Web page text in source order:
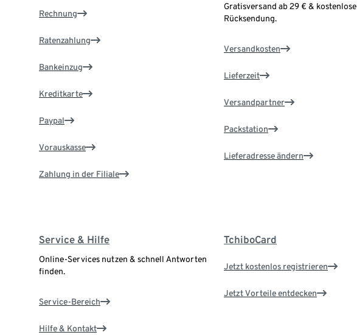
Rechnung
Ratenzahlung
Bankeinzug
Kreditkarte
Paypal
Vorauskasse
Zahlung in der Filiale
Gratisversand ab 29 € & kostenlose
Rücksendung.
Versandkosten
Lieferzeit
Versandpartner
Packstation
Lieferadresse ändern
Service & Hilfe
Online-Services nutzen & schnell Antworten
finden.
Service-Bereich
Hilfe & Kontakt
TchiboCard
Jetzt kostenlos registrieren
Jetzt Vorteile entdecken